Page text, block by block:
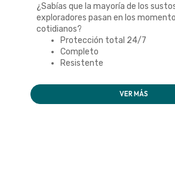
¿Sabías que la mayoría de los
exploradores pasan en los
cotidianos?
Protección total 24/7
Completo
Resistente
VER MÁS